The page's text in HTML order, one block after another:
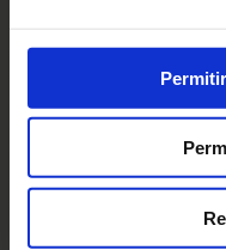
nuestro fondo se
1918 publicada en
Comte Arnau,
toda admiración al